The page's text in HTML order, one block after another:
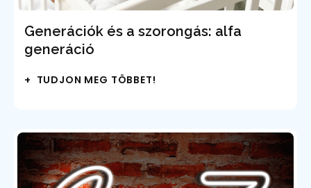
Generációk és a szorongás: alfa
generáció
+ TUDJON MEG TÖBBET!